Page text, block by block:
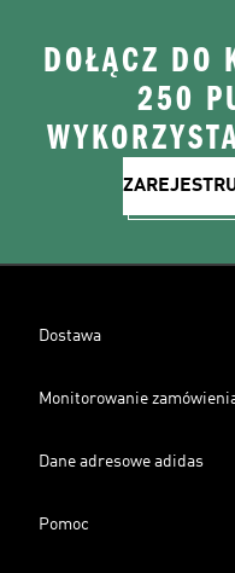
DOŁĄCZ DO
250
Dostawa
Monitorowanie
Dane adresowe adidas
Pomoc